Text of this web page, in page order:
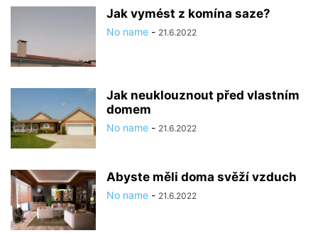
Jak vymést z komína saze?
No name - 21.6.2022
Jak neuklouznout před vlastním
domem
No name - 21.6.2022
Abyste měli doma svěží vzduch
No name - 21.6.2022